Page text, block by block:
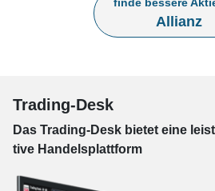
Allianz
Trading-Desk
Das Trading-Desk bie­tet eine
tive Han­dels­platt­form